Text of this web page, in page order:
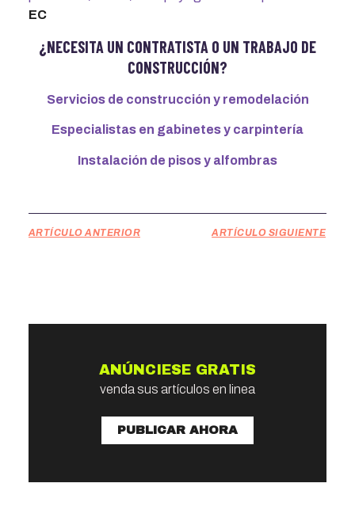
EC
¿NECESITA UN CONTRATISTA O UN TRABAJO DE
CONSTRUCCIÓN?
Servicios de construcción y remodelación
Especialistas en gabinetes y carpintería
Instalación de pisos y alfombras
ARTÍCULO ANTERIOR ARTÍCULO SIGUIENTE
ANÚNCIESE GRATIS
venda sus artículos en linea
PUBLICAR AHORA